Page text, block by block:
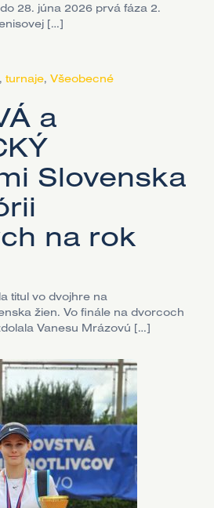
28. júna 2026 prvá fáza 2.
[…]
, turnaje, Všeobecné
a
Slovenska
na rok
titul vo dvojhre na
žien. Vo finále na dvorcoch
Vanesu Mrázovú […]